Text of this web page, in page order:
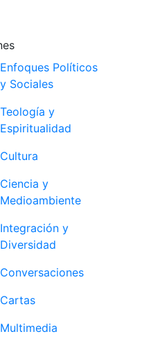
Enfoques Políticos
y Sociales
Teología y
Espiritualidad
Cultura
Ciencia y
Medioambiente
Integración y
Diversidad
Conversaciones
Cartas
Multimedia